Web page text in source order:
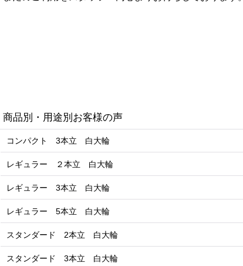
商品別・用途別お客様の声
コンパクト 3本立 白大輪
レギュラー ２本立 白大輪
レギュラー 3本立 白大輪
レギュラー 5本立 白大輪
スタンダード 2本立 白大輪
スタンダード 3本立 白大輪